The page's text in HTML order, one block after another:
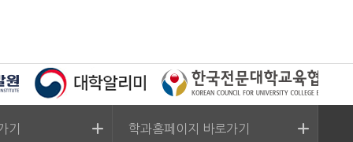
학과홈페이지 바로가기
기